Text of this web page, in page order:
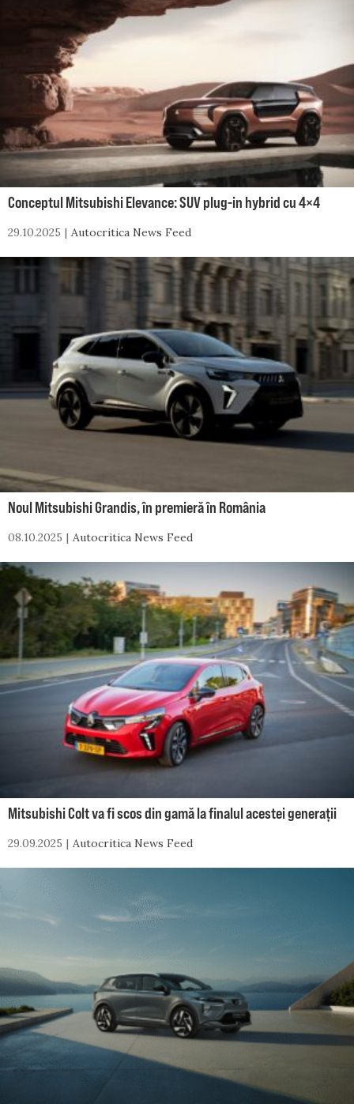
Conceptul Mitsubishi Elevance: SUV plug-in hybrid cu 4×4
29.10.2025 Autocritica News Feed
Noul Mitsubishi Grandis, în premieră în România
08.10.2025 Autocritica News Feed
Mitsubishi Colt va fi scos din gamă la finalul acestei generații
29.09.2025 Autocritica News Feed